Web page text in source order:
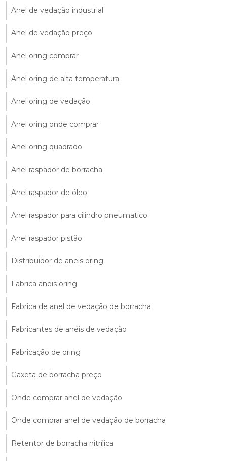
Anel de vedação industrial
Anel de vedação preço
Anel oring comprar
Anel oring de alta temperatura
Anel oring de vedação
Anel oring onde comprar
Anel oring quadrado
Anel raspador de borracha
Anel raspador de óleo
Anel raspador para cilindro pneumatico
Anel raspador pistão
Distribuidor de aneis oring
Fabrica aneis oring
Fabrica de anel de vedação de borracha
Fabricantes de anéis de vedação
Fabricação de oring
Gaxeta de borracha preço
Onde comprar anel de vedação
Onde comprar anel de vedação de borracha
Retentor de borracha nitrílica